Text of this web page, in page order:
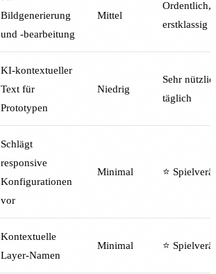
Bildgenerierung
und -bearbeitung
Mittel
Ordentlich,
erstklassig
KI-kontextueller
Text für
Prototypen
Niedrig
Sehr
täglich
Schlägt
responsive
Konfigurationen
vor
Minimal ⭐
Kontextuelle
Layer-Namen
Minimal ⭐